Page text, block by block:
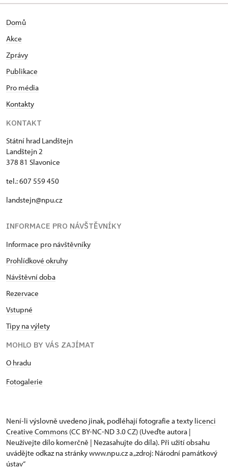
Domů
Akce
Zprávy
Publikace
Pro média
Kontakty
KONTAKT
Státní hrad Landštejn
Landštejn 2
378 81 Slavonice
tel.: 607 559 450
landstejn@npu.cz
INFORMACE PRO NÁVŠTĚVNÍKY
Informace pro návštěvníky
Prohlídkové okruhy
Návštěvní doba
Rezervace
Vstupné
Tipy na výlety
MOHLO BY VÁS ZAJÍMAT
O hradu
Fotogalerie
Není-li výslovně uvedeno jinak, podléhají fotografie a texty licenci
Creative Commons (CC BY-NC-ND 3.0 CZ) (Uveďte autora |
Neužívejte dílo komerčně | Nezasahujte do díla). Při užití obsahu
uvádějte odkaz na stránky www.npu.cz a „zdroj: Národní památkový
ústav“